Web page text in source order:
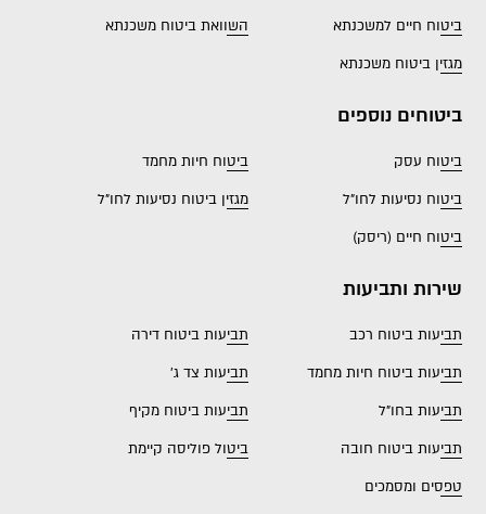
ביטוח חיים למשכנתא
השוואת ביטוח משכנתא
מגזין ביטוח משכנתא
ביטוחים נוספים
ביטוח עסק
ביטוח חיות מחמד
ביטוח נסיעות לחו"ל
מגזין ביטוח נסיעות לחו"ל
ביטוח חיים (ריסק)
שירות ותביעות
תביעות ביטוח רכב
תביעות ביטוח דירה
תביעות ביטוח חיות מחמד
תביעות צד ג'
תביעות בחו"ל
תביעות ביטוח מקיף
תביעות ביטוח חובה
ביטול פוליסה קיימת
טפסים ומסמכים